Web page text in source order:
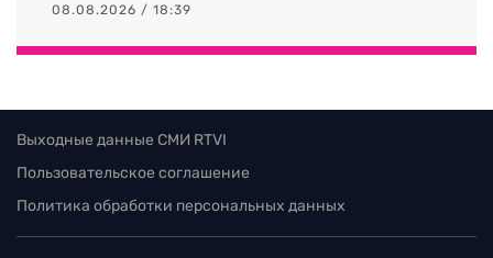
08.08.2026 / 18:39
Выходные данные СМИ RTVI
Пользовательское соглашение
Политика обработки персональных данных